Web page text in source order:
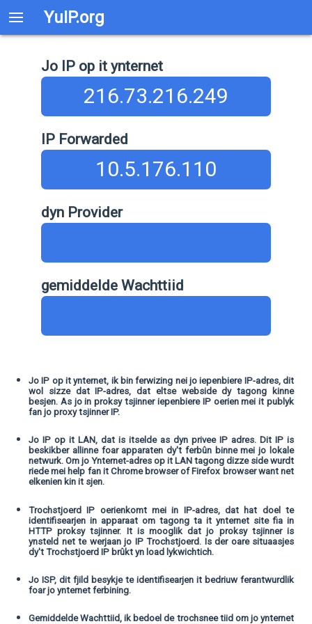
YuIP.org
Jo IP op it ynternet
216.73.216.249
IP Forwarded
10.5.176.110
dyn Provider
gemiddelde Wachttiid
Jo IP op it ynternet, ik bin ferwizing nei jo iepenbiere IP-adres, dit
wol sizze dat IP-adres, dat eltse webside dy tagong kinne
besjen. As jo ​​in proksy tsjinner iepenbiere IP oerien mei it publyk
fan jo proxy tsjinner IP.
Jo IP op it LAN, dat is itselde as dyn privee IP adres. Dit IP is
beskikber allinne foar apparaten dy't ferbûn binne mei jo lokale
netwurk. Om jo Ynternet-adres op it LAN tagong dizze side wurdt
riede mei help fan it Chrome browser of Firefox browser want net
elkenien kin it sjen.
Trochstjoerd IP oerienkomt mei in IP-adres, dat hat doel te
identifisearjen in apparaat om tagong ta it ynternet site fia in
HTTP proksy tsjinner. It is mooglik dat jo proksy tsjinner is
ynsteld net te werjaan jo IP Trochstjoerd. Is der oare situaasjes
dy't Trochstjoerd IP brûkt yn load lykwichtich.
Jo ISP, dit fjild besykje te identifisearjen it bedriuw ferantwurdlik
foar jo ynternet ferbining.
Gemiddelde Wachttiid, ik bedoel de trochsnee tiid om jo ynternet